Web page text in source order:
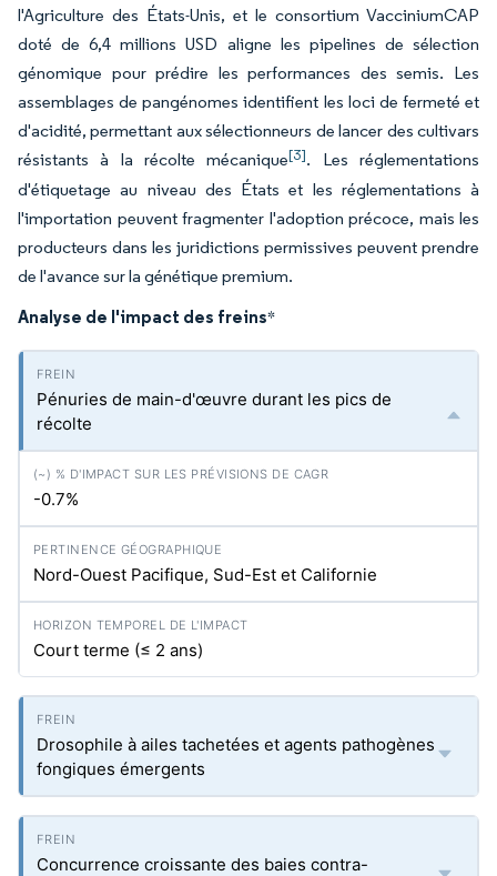
l'Agriculture des États-Unis, et le consortium VacciniumCAP
doté de 6,4 millions USD aligne les pipelines de sélection
génomique pour prédire les performances des semis. Les
assemblages de pangénomes identifient les loci de fermeté et
d'acidité, permettant aux sélectionneurs de lancer des cultivars
résistants à la récolte mécanique[3]. Les réglementations
d'étiquetage au niveau des États et les réglementations à
l'importation peuvent fragmenter l'adoption précoce, mais les
producteurs dans les juridictions permissives peuvent prendre
de l'avance sur la génétique premium.
Analyse de l'impact des freins*
Pénuries de main-d'œuvre durant les pics de
récolte
-0.7%
Nord-Ouest Pacifique, Sud-Est et Californie
Court terme (≤ 2 ans)
Drosophile à ailes tachetées et agents pathogènes
fongiques émergents
Concurrence croissante des baies contra-